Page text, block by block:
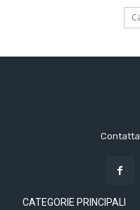
CATEGORIE PRINCIPALI